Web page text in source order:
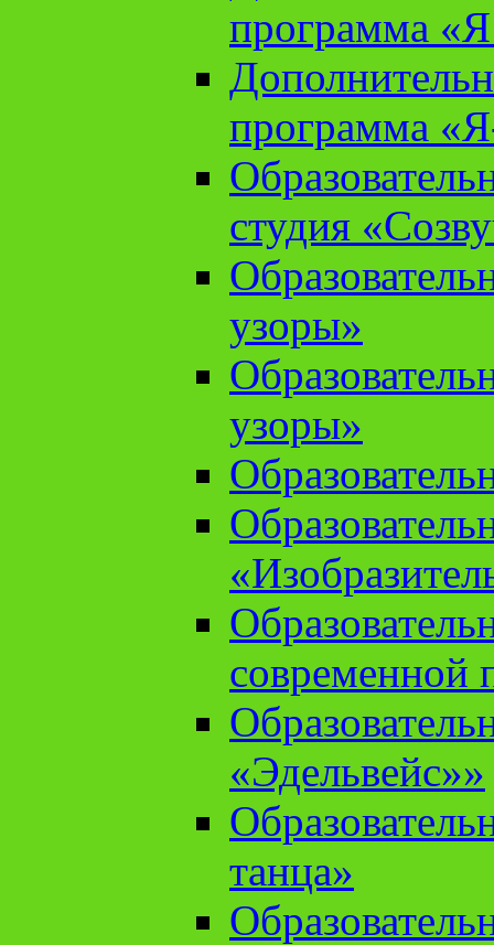
программа «Я
программа
студия
узоры»
узоры»
современной
«Эдельвейс»»
танца»